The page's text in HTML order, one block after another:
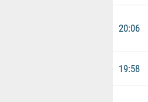
20:06
19:58